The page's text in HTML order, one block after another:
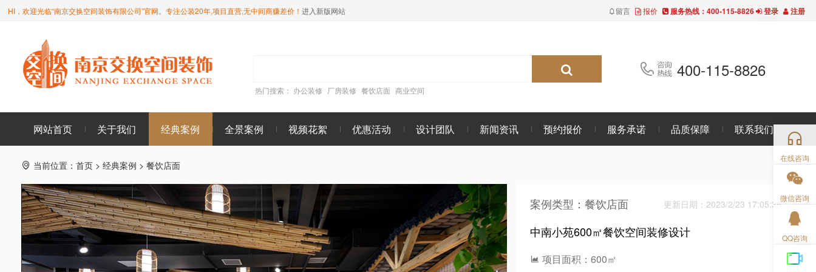
HI，欢迎光临“南京交换空间装饰有限公司”官网。专注公装20年,项目直营,无中间商赚差价！进入新版网站 留言 报价 服务热线：400-115-8826 登录 注册
热门搜索： 办公装修 厂房装修 餐饮店面 商业空间
400-115-8826
网站首页 关于我们 经典案例 全景案例 视频花絮 优惠活动 设计团队 新闻资讯 预约报价 服务承诺 品质保障 联系我们
当前位置： 首页> 经典案例 > 餐饮店面
案例类型：餐饮店面 更新日期：2023/2/23 17:05:35
中南小苑600㎡餐饮空间装修设计
项目面积：600㎡
在线咨询
微信咨询
QQ咨询